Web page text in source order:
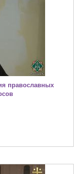
православных